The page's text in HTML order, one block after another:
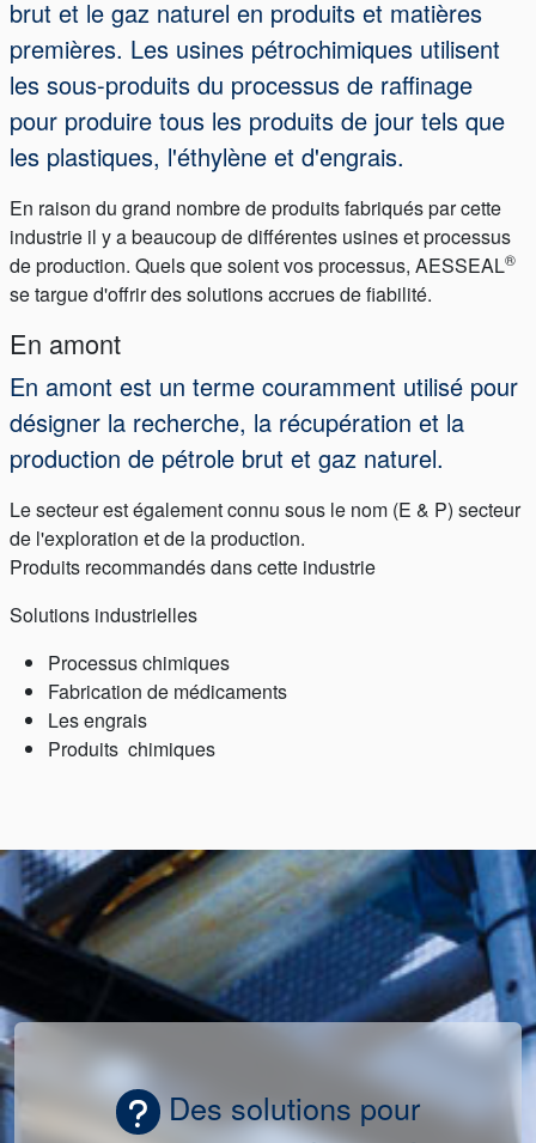
brut et le gaz naturel en produits et matières
premières. Les usines pétrochimiques utilisent
les sous-produits du processus de raffinage
pour produire tous les produits de jour tels que
les plastiques, l'éthylène et d'engrais.
En raison du grand nombre de produits fabriqués par cette
industrie il y a beaucoup de différentes usines et processus
de production. Quels que soient vos processus, AESSEAL®
se targue d'offrir des solutions accrues de fiabilité.
En amont
En amont est un terme couramment utilisé pour
désigner la recherche, la récupération et la
production de pétrole brut et gaz naturel.
Le secteur est également connu sous le nom (E & P) secteur
de l'exploration et de la production.
Produits recommandés dans cette industrie
Solutions industrielles
Processus chimiques
Fabrication de médicaments
Les engrais
Produits chimiques
Des solutions pour